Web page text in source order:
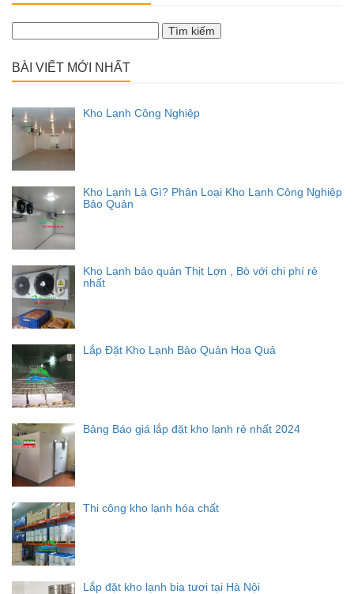
kiếm
BÀI VIẾT MỚI NHẤT
Kho Lạnh Công Nghiệp
Kho Lạnh Là Gì? Phân Loại Kho Lạnh Công Nghiệp
Bảo Quản
Kho Lạnh bảo quản Thịt Lợn , Bò với chi phí rẻ
nhất
Lắp Đặt Kho Lạnh Bảo Quản Hoa Quả
Bảng Báo giá lắp đặt kho lạnh rẻ nhất 2024
Thi công kho lạnh hóa chất
Lắp đặt kho lạnh bia tươi tại Hà Nội